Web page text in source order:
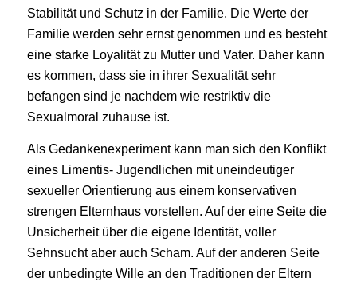
Stabilität und Schutz in der Familie. Die Werte der
Familie werden sehr ernst genommen und es besteht
eine starke Loyalität zu Mutter und Vater. Daher kann
es kommen, dass sie in ihrer Sexualität sehr
befangen sind je nachdem wie restriktiv die
Sexualmoral zuhause ist.
Als Gedankenexperiment kann man sich den Konflikt
eines Limentis- Jugendlichen mit uneindeutiger
sexueller Orientierung aus einem konservativen
strengen Elternhaus vorstellen. Auf der eine Seite die
Unsicherheit über die eigene Identität, voller
Sehnsucht aber auch Scham. Auf der anderen Seite
der unbedingte Wille an den Traditionen der Eltern